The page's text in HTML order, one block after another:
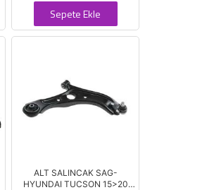
Sepete Ekle
ALT SALINCAK SAG-
HYUNDAI TUCSON 15>20